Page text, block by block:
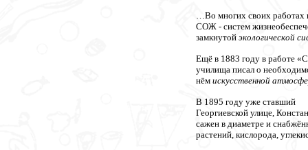
…Во многих своих работах
СОЖ - систем
замкнутой экологической
Ещё в 1883 году в работе
училища писал о
нём искусственной
В 1895 году уже ставший
Георгиевской улице,
сажен в диаметре и
растений, кислорода,